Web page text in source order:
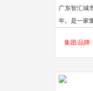
广东智汇城
年。是一家
服务为一体
集团/品牌